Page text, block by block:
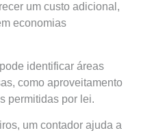
um custo adicional,
economias
identificar áreas
como aproveitamento
permitidas por lei.
um contador ajuda a